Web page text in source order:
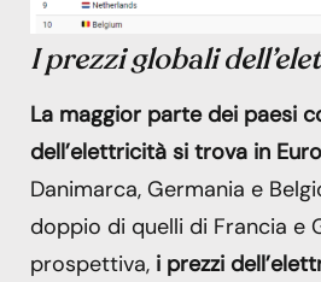
I prezzi globali
La maggior parte dei paesi
dell’elettricità si trova in
Danimarca, Germania e
doppio di quelli di Francia e
prospettiva, i prezzi